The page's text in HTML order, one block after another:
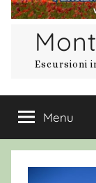
Escursioni
Menu